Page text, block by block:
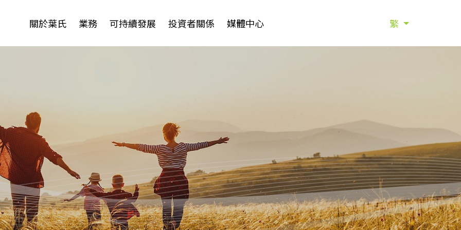
關於葉氏 業務 可持續發展 投資者關係 媒體中心 繁